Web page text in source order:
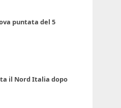
puntata del 5
il Nord Italia dopo